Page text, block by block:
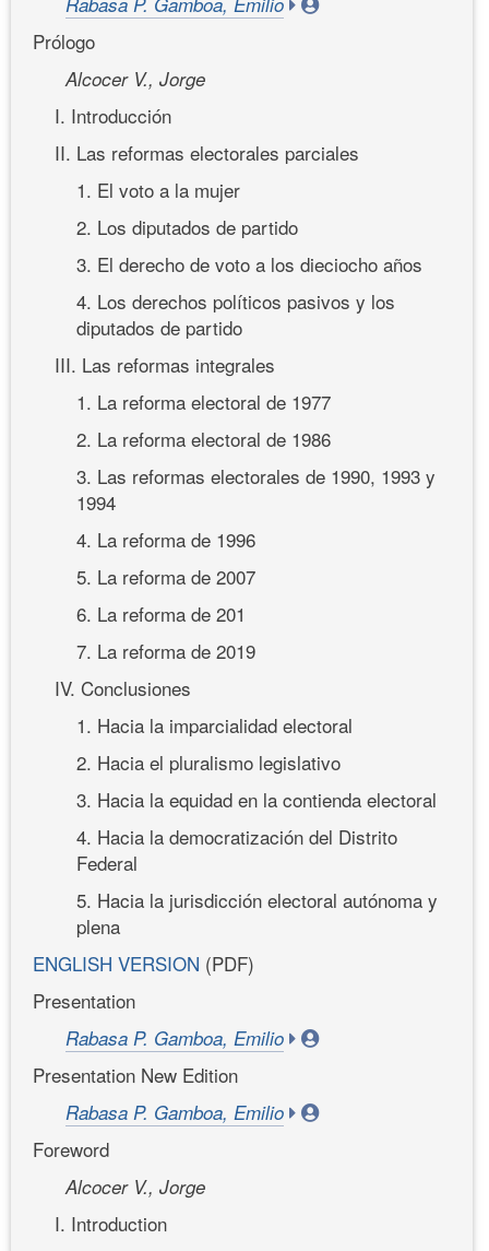
Prólogo
Alcocer V., Jorge
I. Introducción
II. Las reformas electorales parciales
1. El voto a la mujer
2. Los diputados de partido
3. El derecho de voto a los dieciocho años
4. Los derechos políticos pasivos y los
diputados de partido
III. Las reformas integrales
1. La reforma electoral de 1977
2. La reforma electoral de 1986
3. Las reformas electorales de 1990, 1993 y
1994
4. La reforma de 1996
5. La reforma de 2007
6. La reforma de 201
7. La reforma de 2019
IV. Conclusiones
1. Hacia la imparcialidad electoral
2. Hacia el pluralismo legislativo
3. Hacia la equidad en la contienda electoral
4. Hacia la democratización del Distrito
Federal
5. Hacia la jurisdicción electoral autónoma y
plena
ENGLISH VERSION (PDF)
Presentation
Rabasa P. Gamboa, Emilio
Presentation New Edition
Rabasa P. Gamboa, Emilio
Foreword
Alcocer V., Jorge
I. Introduction